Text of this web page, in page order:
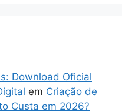
Download Oficial
em Criação de
Custa em 2026?